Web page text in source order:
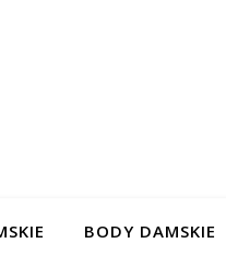
BODY DAMSKIE